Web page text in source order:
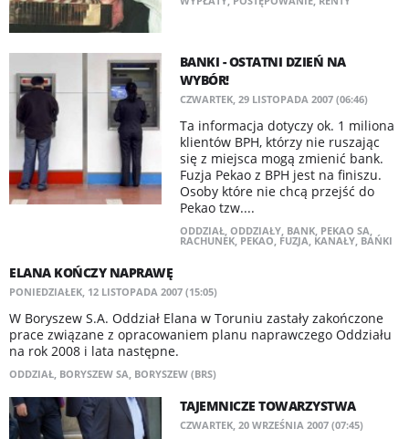
BANKI - OSTATNI DZIEŃ NA
WYBÓR!
CZWARTEK, 29 LISTOPADA 2007 (06:46)
Ta informacja dotyczy ok. 1 miliona
klientów BPH, którzy nie ruszając
się z miejsca mogą zmienić bank.
Fuzja Pekao z BPH jest na finiszu.
Osoby które nie chcą przejść do
Pekao tzw....
ODDZIAŁ, ODDZIAŁY, BANK, PEKAO SA
RACHUNEK, PEKAO FUZJA KANAŁY, BAŃKI
ELANA KOŃCZY NAPRAWĘ
PONIEDZIAŁEK, 12 LISTOPADA 2007 (15:05)
W Boryszew S.A. Oddział Elana w Toruniu zastały zakończone
prace związane z opracowaniem planu naprawczego Oddziału
na rok 2008 i lata następne.
ODDZIAŁ BORYSZEW SA BORYSZEW (BRS)
TAJEMNICZE TOWARZYSTWA
CZWARTEK, 20 WRZEŚNIA 2007 (07:45)